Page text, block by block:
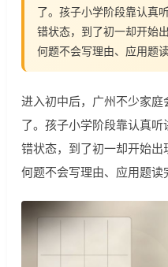
了。孩子小学阶段靠认真
错状态，到了初一却开始
何题不会写理由、应用题
进入初中后，广州不少家
了。孩子小学阶段靠认真
错状态，到了初一却开始
何题不会写理由、应用题读